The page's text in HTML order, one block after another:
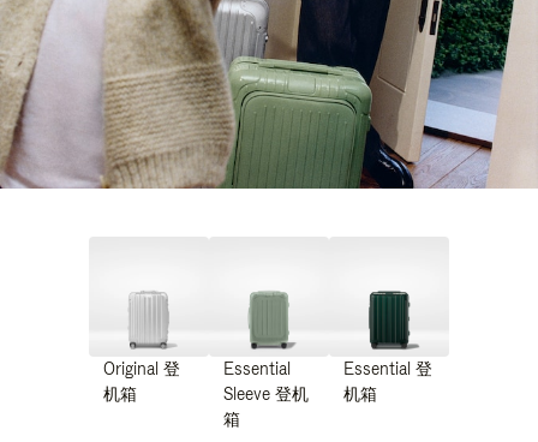
Original 登
机箱
Essential
Sleeve 登机
箱
Essential 登
机箱